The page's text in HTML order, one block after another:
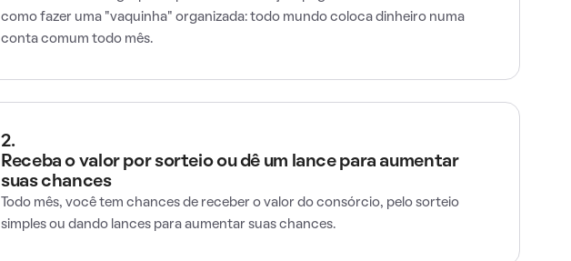
como fazer uma "vaquinha" organizada: todo mundo coloca dinheiro numa
conta comum todo mês.
2.
Receba o valor por sorteio ou dê um lance para aumentar
suas chances
Todo mês, você tem chances de receber o valor do consórcio, pelo sorteio
simples ou dando lances para aumentar suas chances.